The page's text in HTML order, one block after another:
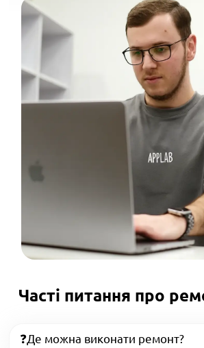
Часті питання про
❓Де можна виконати ремонт?